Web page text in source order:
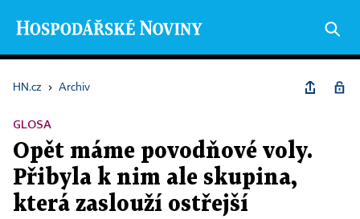
HN.cz › Archiv
GLOSA
Opět máme povodňové voly.
Přibyla k nim ale skupina,
která zaslouží ostřejší